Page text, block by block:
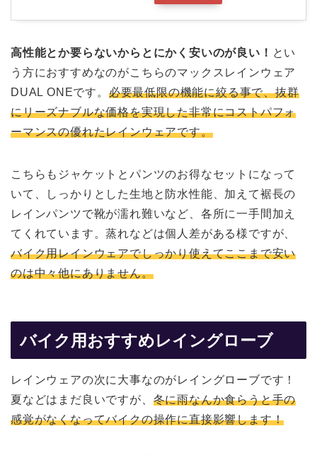
高性能とか要らないからとにかく安いのが良い！ とい
う方におすすめなのがこちらのマックスレインウェア
DUAL ONEです。 必要最低限の機能に絞る事で、抜群
にリーズナブルな価格を実現した非常にコストパフォ
ーマンスの優れたレインウェアです。
こちらもジャケットとパンツのお得なセットになって
いて、しっかりとした生地と防水性能、加えて裾長の
レインパンツで靴が濡れ難いなど、各所に一手間加え
てくれています。蒸れなどは個人差がある様ですが、
バイク用レインウェアでしっかり使えてここまで安い
のは中々他にありません。
バイク用おすすめレイングローブ
レインウェアの次に大事なのがレイングローブです！
夏などはまだ良いですが、 冬に雨なんか食らうと手の
感覚がなくなってバイクの操作に直接影響します！